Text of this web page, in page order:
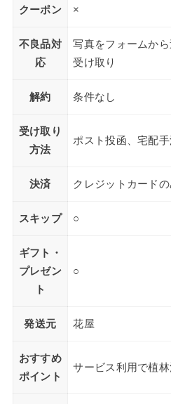
クーポン ×
不良品対
応
写真をフォームか
受け取り
解約 条件なし
受け取り
方法
ポスト投函、宅配手
決済 クレジットカードの
スキップ ○
ギフト・
プレゼン
ト
○
発送元 花屋
おすすめ
ポイント
サービス利用で植